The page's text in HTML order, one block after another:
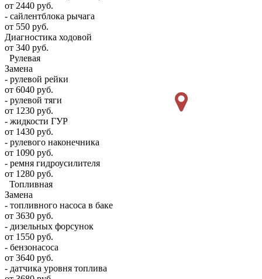
от 2440 руб.
- сайлентблока рычага
от 550 руб.
Диагностика ходовой
от 340 руб.
Рулевая
Замена
- рулевой рейки
от 6040 руб.
- рулевой тяги
от 1230 руб.
- жидкости ГУР
от 1430 руб.
- рулевого наконечника
от 1090 руб.
- ремня гидроусилителя
от 1280 руб.
Топливная
Замена
- топливного насоса в баке
от 3630 руб.
- дизельных форсунок
от 1550 руб.
- бензонасоса
от 3640 руб.
- датчика уровня топлива